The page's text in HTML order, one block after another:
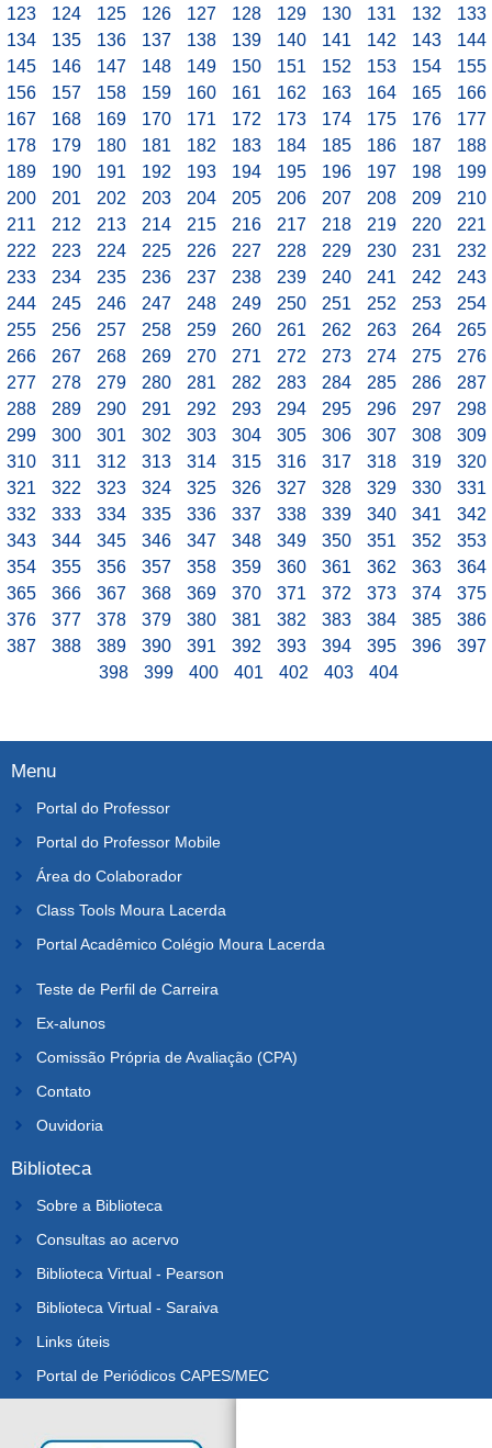
123
124 125 126 127 128 129 130 131 132
133
134
135 136 137 138 139 140 141 142 143
144
145
146 147 148 149 150 151 152 153 154
155
156
157 158 159 160 161 162 163 164 165
166
167
168 169 170 171 172 173 174 175 176
177
178
179 180 181 182 183 184 185 186 187
188
189
190 191 192 193 194 195 196 197 198
199
200
201 202 203 204 205 206 207 208 209
210
211
212 213 214 215 216 217 218 219 220
221
222
223 224 225 226 227 228 229 230 231
232
233
234 235 236 237 238 239 240 241 242
243
244
245 246 247 248 249 250 251 252 253
254
255
256 257 258 259 260 261 262 263 264
265
266
267 268 269 270 271 272 273 274 275
276
277
278 279 280 281 282 283 284 285 286
287
288
289 290 291 292 293 294 295 296 297
298
299
300 301 302 303 304 305 306 307 308
309
310
311 312 313 314 315 316 317 318 319
320
321
322 323 324 325 326 327 328 329 330
331
332
333 334 335 336 337 338 339 340 341
342
343
344 345 346 347 348 349 350 351 352
353
354
355 356 357 358 359 360 361 362 363
364
365
366 367 368 369 370 371 372 373 374
375
376
377 378 379 380 381 382 383 384 385
386
387
388 389 390 391 392 393 394 395 396
397
398
399 400 401 402 403 404
Menu
Portal do Professor
Portal do Professor Mobile
Área do Colaborador
Class Tools Moura Lacerda
Portal Acadêmico Colégio Moura Lacerda
Teste de Perfil de Carreira
Ex-alunos
Comissão Própria de Avaliação (CPA)
Contato
Ouvidoria
Biblioteca
Sobre a Biblioteca
Consultas ao acervo
Biblioteca Virtual - Pearson
Biblioteca Virtual - Saraiva
Links úteis
Portal de Periódicos CAPES/MEC